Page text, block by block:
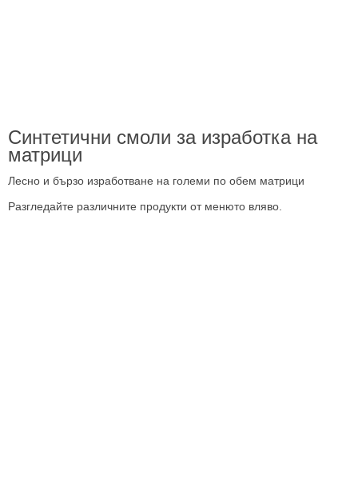
Синтетични смоли за изработка на
матрици
Лесно и бързо изработване на големи по обем матрици
Разгледайте различните продукти от менюто вляво.